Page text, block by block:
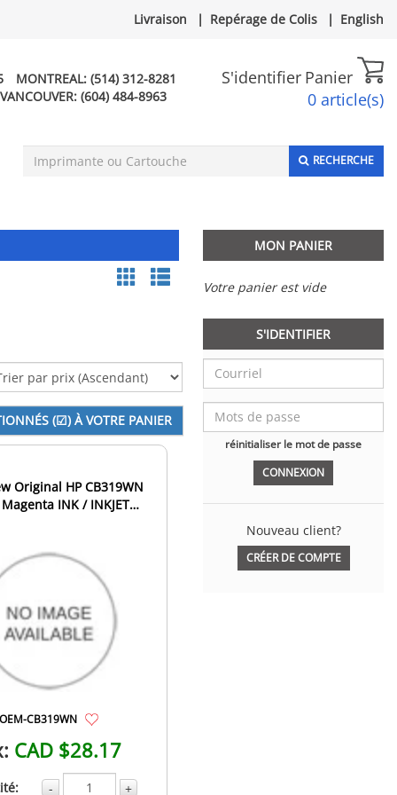
Livraison | Repérage de Colis | English
MONTREAL: (514) 312-8281
VANCOUVER: (604) 484-8963
S'identifier Panier
0 article(s)
RECHERCHE
Original HP CB319WN
Magenta INK / INKJET
OEM-CB319WN
CAD $28.17
- +
MON PANIER
Votre panier est vide
S'IDENTIFIER
réinitialiser le mot de passe
Nouveau client?
CRÉER DE COMPTE